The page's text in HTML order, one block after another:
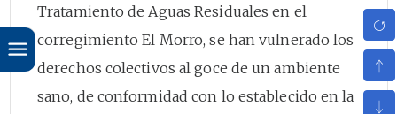
Tratamiento de Aguas Residuales en el
corregimiento El Morro, se han vulnerado los
derechos colectivos al goce de un ambiente
sano, de conformidad con lo establecido en la